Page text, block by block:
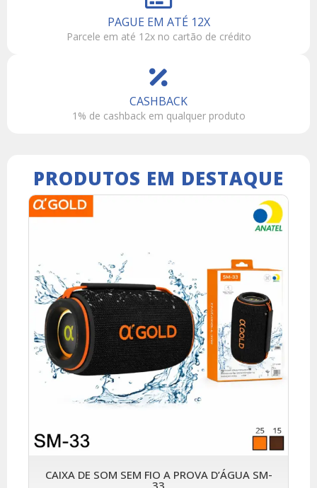
PAGUE EM ATÉ 12X
Parcele em até 12x no cartão de crédito
CASHBACK
1% de cashback em qualquer produto
PRODUTOS EM DESTAQUE
CAIXA DE SOM SEM FIO A PROVA D’ÁGUA SM-
33